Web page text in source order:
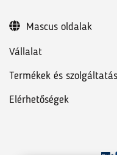
Vállalat
Termékek és
Elérhetőségek
Mascus oldalak